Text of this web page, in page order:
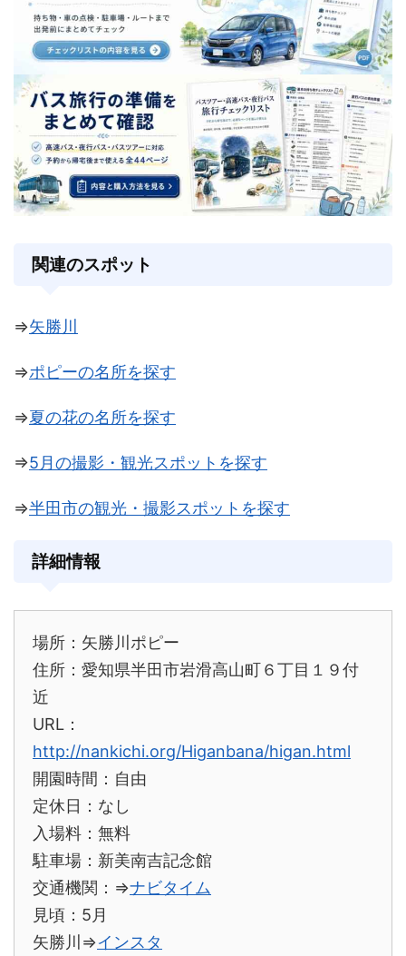
関連のスポット
⇒矢勝川
⇒ポピーの名所を探す
⇒夏の花の名所を探す
⇒5月の撮影・観光スポットを探す
⇒半田市の観光・撮影スポットを探す
詳細情報
場所：矢勝川ポピー
住所：愛知県半田市岩滑高山町６丁目１９付
近
URL：
http://nankichi.org/Higanbana/higan.html
開園時間：自由
定休日：なし
入場料：無料
駐車場：新美南吉記念館
交通機関：⇒ナビタイム
見頃：5月
矢勝川⇒インスタ